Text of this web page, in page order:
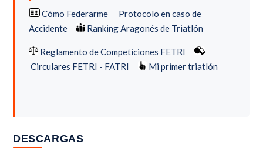
Cómo Federarme
Protocolo en caso de
Accidente
Ranking Aragonés de Triatlón
Reglamento de Competiciones FETRI
Circulares FETRI - FATRI
Mi primer triatlón
DESCARGAS